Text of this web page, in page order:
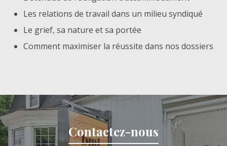
Les relations de travail dans un milieu syndiqué
Le grief, sa nature et sa portée
Comment maximiser la réussite dans nos dossiers
Contactez-nous